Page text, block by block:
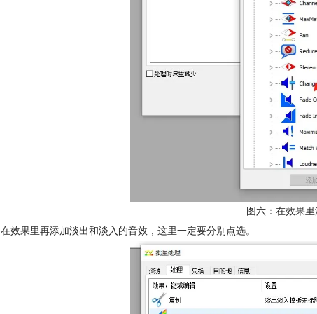
图六：在效果
在效果里再添加淡出和淡入的音效，这里一定要分别点选。